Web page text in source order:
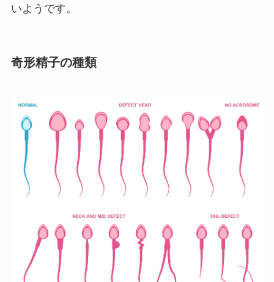
いようです。
奇形精子の種類